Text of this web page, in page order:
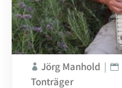
Jörg Manhold
Tonträger